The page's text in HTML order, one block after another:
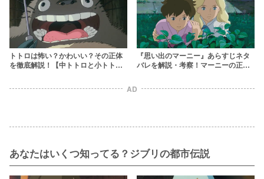
トトロは怖い？かわいい？その正体
を徹底解説！【中トトロと小トトロ
『思い出のマーニー』あらすじネタ
バレを解説・考察！マーニーの正体
AD
あなたはいくつ知ってる？ジブリの都市伝説